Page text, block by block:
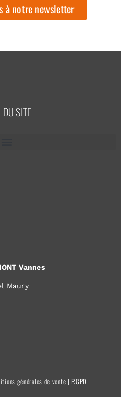
à notre newsletter
SITE
Vannes
Maury
générales de vente | RGPD